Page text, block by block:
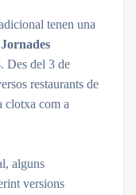
tenen una
Jornades
. Des del 3 de
restaurants de
clotxa com a
alguns
versions